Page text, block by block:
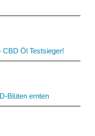
CBD Öl Testsieger!
Blüten ernten